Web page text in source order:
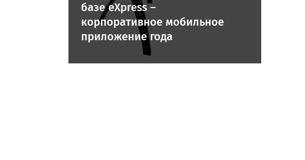
базе eXpress –
корпоративное мобильное
приложение года